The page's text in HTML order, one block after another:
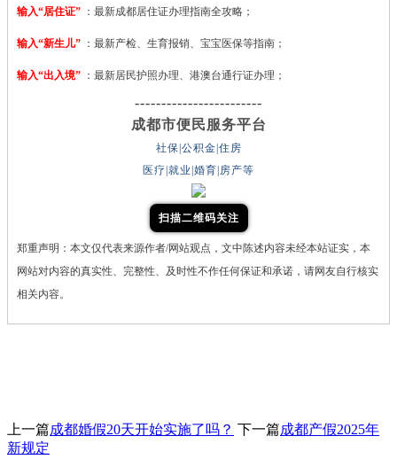
输入“居住证” ：最新成都居住证办理指南全攻略；
输入“新生儿” ：最新产检、生育报销、宝宝医保等指南；
输入“出入境” ：最新居民护照办理、港澳台通行证办理；
------------------------
成都市便民服务平台
社保|公积金|住房
医疗|就业|婚育|房产等
扫描二维码关注
郑重声明：本文仅代表来源作者/网站观点，文中陈述内容未经本站证实，本
网站对内容的真实性、完整性、及时性不作任何保证和承诺，请网友自行核实
相关内容。
上一篇成都婚假20天开始实施了吗？ 下一篇成都产假2025年
新规定